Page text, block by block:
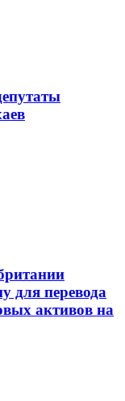
для перевода
активов на